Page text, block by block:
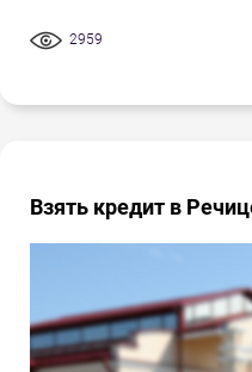
2959
Взять кредит в